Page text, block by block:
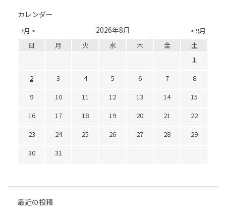
カレンダー
7月 < > 9月
2026年8月
日 月 火 水 木 金
土
1
2
3 4 5 6 7
8
9
10 11 12 13 14
15
16
17 18 19 20 21
22
23
24 25 26 27 28
29
30
31
最近の投稿